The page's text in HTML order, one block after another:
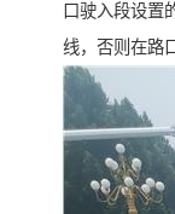
口驶入段设置
线，否则在路